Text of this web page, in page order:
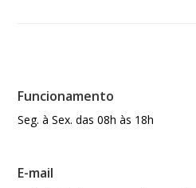
Funcionamento
Seg. à Sex. das 08h às 18h
E-mail